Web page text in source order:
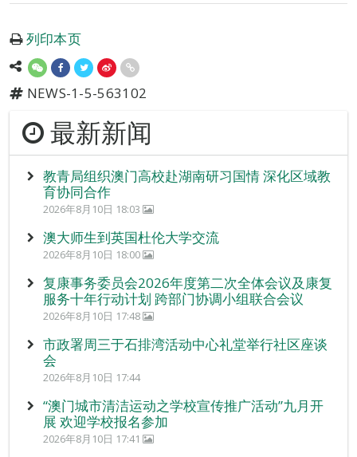
列印本页
NEWS-1-5-563102
最新新闻
教青局组织澳门高校赴湖南研习国情 深化区域教
育协同合作
2026年8月10日 18:03
澳大师生到英国杜伦大学交流
2026年8月10日 18:00
复康事务委员会2026年度第二次全体会议及康复
服务十年行动计划 跨部门协调小组联合会议
2026年8月10日 17:48
市政署周三于石排湾活动中心礼堂举行社区座谈
会
2026年8月10日 17:44
“澳门城市清洁运动之学校宣传推广活动”九月开
展 欢迎学校报名参加
2026年8月10日 17:41